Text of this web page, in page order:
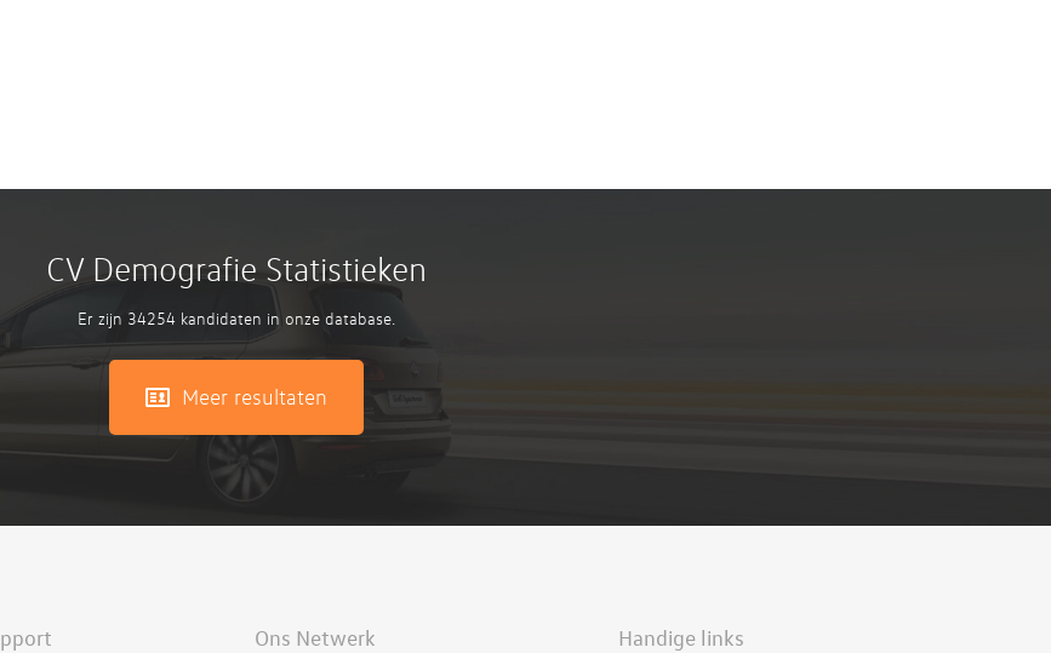
CV Demografie Statistieken
Er zijn 34254 kandidaten in onze database.
Meer resultaten
Ons Netwerk Handige links